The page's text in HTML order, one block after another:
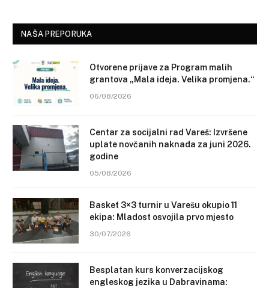
NAŠA PREPORUKA
Otvorene prijave za Program malih
grantova „Mala ideja. Velika promjena.“
06/08/2026
Centar za socijalni rad Vareš: Izvršene
uplate novčanih naknada za juni 2026.
godine
05/08/2026
Basket 3×3 turnir u Varešu okupio 11
ekipa: Mladost osvojila prvo mjesto
30/07/2026
Besplatan kurs konverzacijskog
engleskog jezika u Dabravinama: